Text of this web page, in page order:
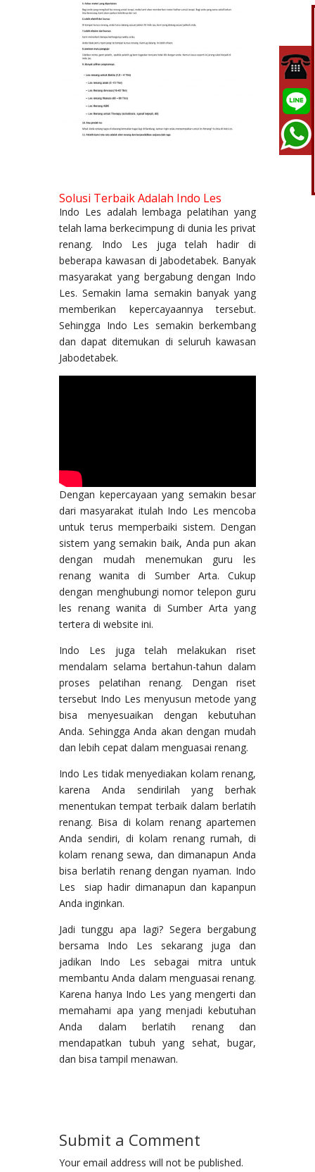
Solusi Terbaik Adalah Indo Les
Indo Les adalah lembaga pelatihan yang
telah lama berkecimpung di dunia les privat
renang. Indo Les juga telah hadir di
beberapa kawasan di Jabodetabek. Banyak
masyarakat yang bergabung dengan Indo
Les. Semakin lama semakin banyak yang
memberikan kepercayaannya tersebut.
Sehingga Indo Les semakin berkembang
dan dapat ditemukan di seluruh kawasan
Jabodetabek.
Dengan kepercayaan yang semakin besar
dari masyarakat itulah Indo Les mencoba
untuk terus memperbaiki sistem. Dengan
sistem yang semakin baik, Anda pun akan
dengan mudah menemukan guru les
renang wanita di Sumber Arta. Cukup
dengan menghubungi nomor telepon guru
les renang wanita di Sumber Arta yang
tertera di website ini.
Indo Les juga telah melakukan riset
mendalam selama bertahun-tahun dalam
proses pelatihan renang. Dengan riset
tersebut Indo Les menyusun metode yang
bisa menyesuaikan dengan kebutuhan
Anda. Sehingga Anda akan dengan mudah
dan lebih cepat dalam menguasai renang.
Indo Les tidak menyediakan kolam renang,
karena Anda sendirilah yang berhak
menentukan tempat terbaik dalam berlatih
renang. Bisa di kolam renang apartemen
Anda sendiri, di kolam renang rumah, di
kolam renang sewa, dan dimanapun Anda
bisa berlatih renang dengan nyaman. Indo
Les siap hadir dimanapun dan kapanpun
Anda inginkan.
Jadi tunggu apa lagi? Segera bergabung
bersama Indo Les sekarang juga dan
jadikan Indo Les sebagai mitra untuk
membantu Anda dalam menguasai renang.
Karena hanya Indo Les yang mengerti dan
memahami apa yang menjadi kebutuhan
Anda dalam berlatih renang dan
mendapatkan tubuh yang sehat, bugar,
dan bisa tampil menawan.
Submit a Comment
Your email address will not be published.